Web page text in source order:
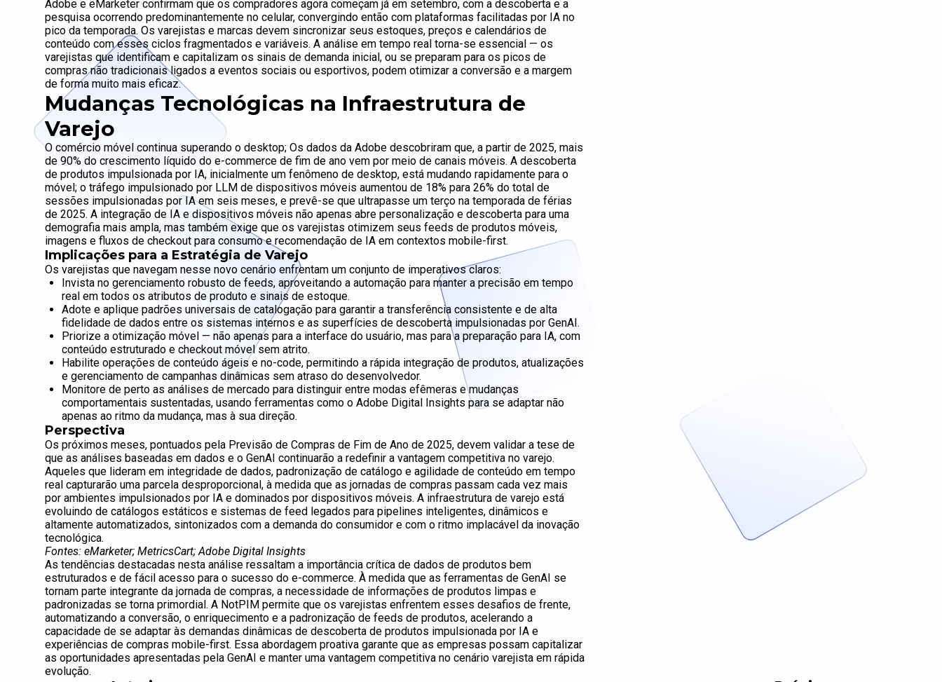
Adobe e eMarketer confirmam que os compradores agora começam já em setembro, com a descoberta e a
pesquisa ocorrendo predominantemente no celular, convergindo então com plataformas facilitadas por IA no
pico da temporada. Os varejistas e marcas devem sincronizar seus estoques, preços e calendários de
conteúdo com esses ciclos fragmentados e variáveis. A análise em tempo real torna-se essencial — os
varejistas que identificam e capitalizam os sinais de demanda inicial, ou se preparam para os picos de
compras não tradicionais ligados a eventos sociais ou esportivos, podem otimizar a conversão e a margem
de forma muito mais eficaz.
Mudanças Tecnológicas na Infraestrutura de
Varejo
O comércio móvel continua superando o desktop; Os dados da Adobe descobriram que, a partir de 2025, mais
de 90% do crescimento líquido do e-commerce de fim de ano vem por meio de canais móveis. A descoberta
de produtos impulsionada por IA, inicialmente um fenômeno de desktop, está mudando rapidamente para o
móvel; o tráfego impulsionado por LLM de dispositivos móveis aumentou de 18% para 26% do total de
sessões impulsionadas por IA em seis meses, e prevê-se que ultrapasse um terço na temporada de férias
de 2025. A integração de IA e dispositivos móveis não apenas abre personalização e descoberta para uma
demografia mais ampla, mas também exige que os varejistas otimizem seus feeds de produtos móveis,
imagens e fluxos de checkout para consumo e recomendação de IA em contextos mobile-first.
Implicações para a Estratégia de Varejo
Os varejistas que navegam nesse novo cenário enfrentam um conjunto de imperativos claros:
Invista no gerenciamento robusto de feeds, aproveitando a automação para manter a precisão em tempo
real em todos os atributos de produto e sinais de estoque.
Adote e aplique padrões universais de catalogação para garantir a transferência consistente e de alta
fidelidade de dados entre os sistemas internos e as superfícies de descoberta impulsionadas por GenAI.
Priorize a otimização móvel — não apenas para a interface do usuário, mas para a preparação para IA, com
conteúdo estruturado e checkout móvel sem atrito.
Habilite operações de conteúdo ágeis e no-code, permitindo a rápida integração de produtos, atualizações
e gerenciamento de campanhas dinâmicas sem atraso do desenvolvedor.
Monitore de perto as análises de mercado para distinguir entre modas efêmeras e mudanças
comportamentais sustentadas, usando ferramentas como o Adobe Digital Insights para se adaptar não
apenas ao ritmo da mudança, mas à sua direção.
Perspectiva
Os próximos meses, pontuados pela Previsão de Compras de Fim de Ano de 2025, devem validar a tese de
que as análises baseadas em dados e o GenAI continuarão a redefinir a vantagem competitiva no varejo.
Aqueles que lideram em integridade de dados, padronização de catálogo e agilidade de conteúdo em tempo
real capturarão uma parcela desproporcional, à medida que as jornadas de compras passam cada vez mais
por ambientes impulsionados por IA e dominados por dispositivos móveis. A infraestrutura de varejo está
evoluindo de catálogos estáticos e sistemas de feed legados para pipelines inteligentes, dinâmicos e
altamente automatizados, sintonizados com a demanda do consumidor e com o ritmo implacável da inovação
tecnológica.
Fontes: eMarketer; MetricsCart; Adobe Digital Insights
As tendências destacadas nesta análise ressaltam a importância crítica de dados de produtos bem
estruturados e de fácil acesso para o sucesso do e-commerce. À medida que as ferramentas de GenAI se
tornam parte integrante da jornada de compras, a necessidade de informações de produtos limpas e
padronizadas se torna primordial. A NotPIM permite que os varejistas enfrentem esses desafios de frente,
automatizando a conversão, o enriquecimento e a padronização de feeds de produtos, acelerando a
capacidade de se adaptar às demandas dinâmicas de descoberta de produtos impulsionada por IA e
experiências de compras mobile-first. Essa abordagem proativa garante que as empresas possam capitalizar
as oportunidades apresentadas pela GenAI e manter uma vantagem competitiva no cenário varejista em rápida
evolução.